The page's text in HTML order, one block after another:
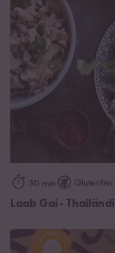
30 min Glutenfrei
Laab Gai -